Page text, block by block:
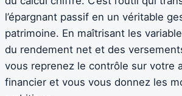
l’épargnant passif en un véritable
patrimoine. En maîtrisant les
du rendement net et des
vous reprenez le contrôle sur votre
financier et vous vous donnez les